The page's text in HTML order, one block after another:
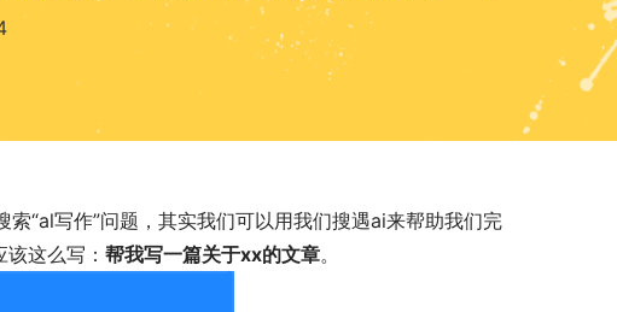
“al写作”问题，其实我们可以用我们搜遇ai来帮助我们完
该这么写： 帮我写一篇关于xx的文章。